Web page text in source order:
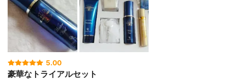
5.00
豪華なトライアルセット